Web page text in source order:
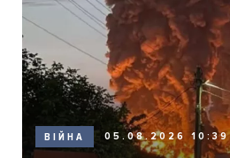
ВІЙНА 05.08.2026 10:39